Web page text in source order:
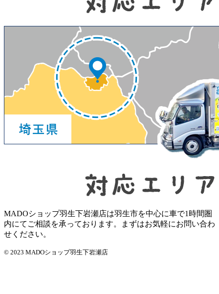
MADOショップ羽生下岩瀬店は羽生市を中心に車で1時間圏
内にてご相談を承っております。まずはお気軽にお問い合わ
せください。
© 2023 MADOショップ羽生下岩瀬店